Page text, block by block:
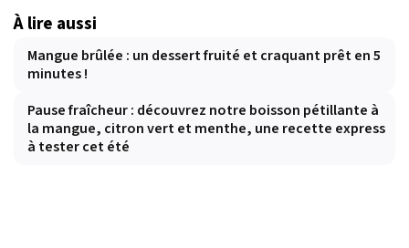
À lire aussi
Mangue brûlée : un dessert fruité et craquant prêt en 5
minutes !
Pause fraîcheur : découvrez notre boisson pétillante à
la mangue, citron vert et menthe, une recette express
à tester cet été